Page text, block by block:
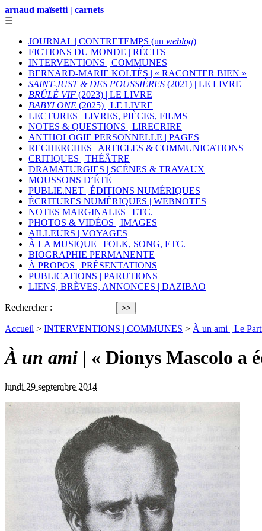
arnaud maïsetti | carnets
☰
JOURNAL | CONTRETEMPS (un weblog)
FICTIONS DU MONDE | RÉCITS
INTERVENTIONS | COMMUNES
BERNARD-MARIE KOLTÈS | « RACONTER BIEN »
SAINT-JUST & DES POUSSIÈRES (2021) | LE LIVRE
BRÛLÉ VIF (2023) | LE LIVRE
BABYLONE (2025) | LE LIVRE
LECTURES | LIVRES, PIÈCES, FILMS
NOTES & QUESTIONS | LIRECRIRE
ANTHOLOGIE PERSONNELLE | PAGES
RECHERCHES | ARTICLES & COMMUNICATIONS
CRITIQUES | THÉÂTRE
DRAMATURGIES | SCÈNES & TRAVAUX
MOUSSONS D’ÉTÉ
PUBLIE.NET | ÉDITIONS NUMÉRIQUES
ÉCRITURES NUMÉRIQUES | WEBNOTES
NOTES MARGINALES | ETC.
PHOTOS & VIDÉOS | IMAGES
AILLEURS | VOYAGES
À LA MUSIQUE | FOLK, SONG, ETC.
BIOGRAPHIE PERMANENTE
À PROPOS | PRÉSENTATIONS
PUBLICATIONS | PARUTIONS
LIENS, BRÈVES, ANNONCES | DAZIBAO
Rechercher :
Accueil > INTERVENTIONS | COMMUNES > À un ami | Le
À un ami | « Dionys Mascolo a
lundi 29 septembre 2014